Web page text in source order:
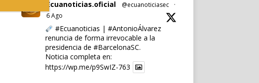
Ecuanoticias.oficial @ecuanoticiasec
·
6 Ago
#Ecuanoticias | #AntonioÁlvarez
renuncia de forma irrevocable a la
presidencia de #BarcelonaSC.
Noticia completa en:
https://wp.me/p9SwIZ-763